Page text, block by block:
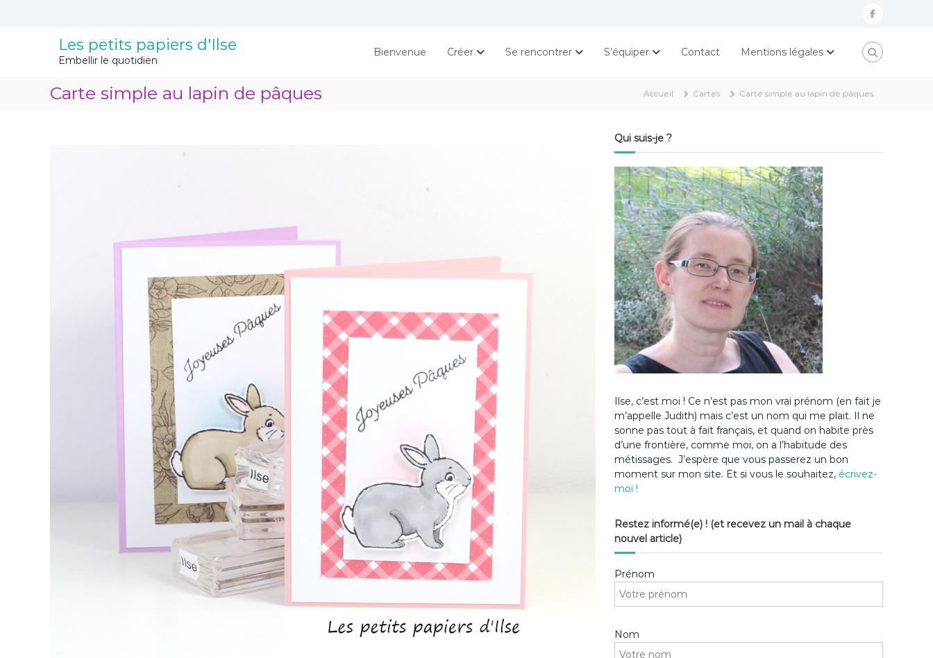
f
c
Les petits papiers d'Ilse
Embellir le quotidien
Bienvenue Créer Se rencontrer S’équiper Contact Mentions légales
Carte simple au lapin de pâques Accueil Cartes Carte simple au lapin de pâques
Qui suis-je ?
Ilse, c’est moi ! Ce n’est pas mon vrai prénom (en fait je
m’appelle Judith) mais c’est un nom qui me plait. Il ne
sonne pas tout à fait français, et quand on habite près
d’une frontière, comme moi, on a l’habitude des
métissages. J’espère que vous passerez un bon
moment sur mon site. Et si vous le souhaitez, écrivez-
moi !
Restez informé(e) ! (et recevez un mail à chaque
nouvel article)
Prénom
Nom